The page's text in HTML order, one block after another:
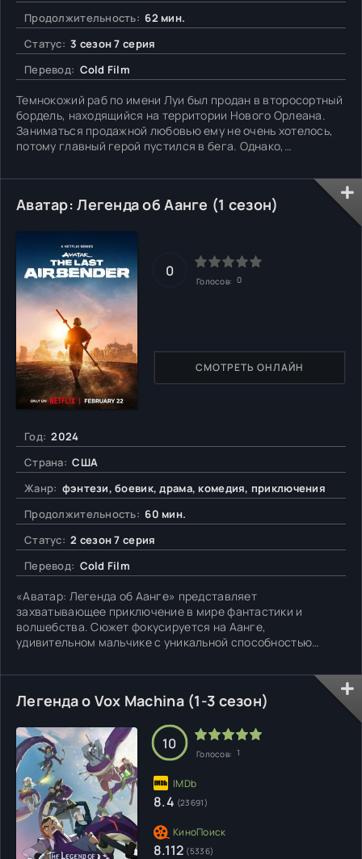
Продолжительность: 62 мин.
Статус: 3 сезон 7 серия
Перевод: Cold Film
Темнокожий раб по имени Луи был продан в второсортный
бордель, находящийся на территории Нового Орлеана.
Заниматься продажной любовью ему не очень хотелось,
потому главный герой пустился в бега. Однако,
равно настигли бы афроамериканца и сурово наказали.
Внезапно руку помощи протягивает некий Лестат, вампир
с особыми
Аватар: Легенда об Аанге (1 сезон)
Год: 2024
Страна: США
Жанр: фэнтези, боевик, драма, комедия, приключения
Продолжительность: 60 мин.
Статус: 2 сезон 7 серия
Перевод: Cold Film
«Аватар: Легенда об Аанге» представляет
захватывающее приключение в мире фантастики и
волшебства. Сюжет фокусируется на Аанге,
удивительном мальчике с уникальной способностью
роль Аватара — могущественного владыки, способного
управлять всеми четырьмя стихиями. Однако, Аанг — не
просто герой, он также является детищем
СМОТРЕТЬ ОНЛАЙН
0
Голосов: 0
Легенда о Vox Machina (1-3 сезон)
10
Голосов: 1
8.4 (23691)
8.112 (5336)